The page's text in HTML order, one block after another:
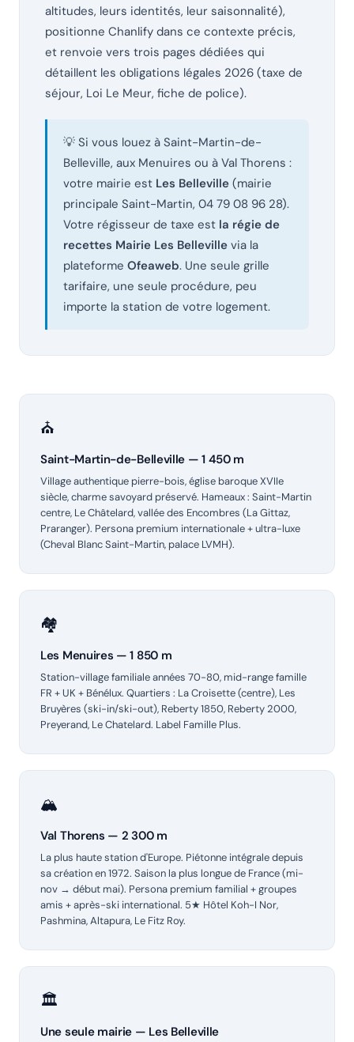
altitudes, leurs identités, leur saisonnalité),
positionne Chanlify dans ce contexte précis,
et renvoie vers trois pages dédiées qui
détaillent les obligations légales 2026 (taxe de
séjour, Loi Le Meur, fiche de police).
💡 Si vous louez à Saint-Martin-de-
Belleville, aux Menuires ou à Val Thorens :
votre mairie est Les Belleville (mairie
principale Saint-Martin, 04 79 08 96 28).
Votre régisseur de taxe est la régie de
recettes Mairie Les Belleville via la
plateforme Ofeaweb. Une seule grille
tarifaire, une seule procédure, peu
importe la station de votre logement.
⛪
Saint-Martin-de-Belleville — 1 450 m
Village authentique pierre-bois, église baroque XVIIe
siècle, charme savoyard préservé. Hameaux : Saint-Martin
centre, Le Châtelard, vallée des Encombres (La Gittaz,
Praranger). Persona premium internationale + ultra-luxe
(Cheval Blanc Saint-Martin, palace LVMH).
🏘️
Les Menuires — 1 850 m
Station-village familiale années 70-80, mid-range famille
FR + UK + Bénélux. Quartiers : La Croisette (centre), Les
Bruyères (ski-in/ski-out), Reberty 1850, Reberty 2000,
Preyerand, Le Chatelard. Label Famille Plus.
🏔️
Val Thorens — 2 300 m
La plus haute station d'Europe. Piétonne intégrale depuis
sa création en 1972. Saison la plus longue de France (mi-
nov → début mai). Persona premium familial + groupes
amis + après-ski international. 5★ Hôtel Koh-I Nor,
Pashmina, Altapura, Le Fitz Roy.
🏛️
Une seule mairie — Les Belleville